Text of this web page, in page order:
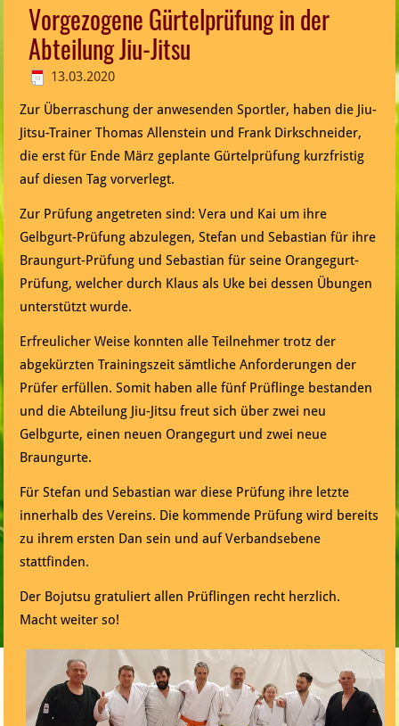
Vorgezogene Gürtelprüfung in der
Abteilung Jiu-Jitsu
13.03.2020
Zur Überraschung der anwesenden Sportler, haben die Jiu-
Jitsu-Trainer Thomas Allenstein und Frank Dirkschneider,
die erst für Ende März geplante Gürtelprüfung kurzfristig
auf diesen Tag vorverlegt.
Zur Prüfung angetreten sind: Vera und Kai um ihre
Gelbgurt-Prüfung abzulegen, Stefan und Sebastian für ihre
Braungurt-Prüfung und Sebastian für seine Orangegurt-
Prüfung, welcher durch Klaus als Uke bei dessen Übungen
unterstützt wurde.
Erfreulicher Weise konnten alle Teilnehmer trotz der
abgekürzten Trainingszeit sämtliche Anforderungen der
Prüfer erfüllen. Somit haben alle fünf Prüflinge bestanden
und die Abteilung Jiu-Jitsu freut sich über zwei neu
Gelbgurte, einen neuen Orangegurt und zwei neue
Braungurte.
Für Stefan und Sebastian war diese Prüfung ihre letzte
innerhalb des Vereins. Die kommende Prüfung wird bereits
zu ihrem ersten Dan sein und auf Verbandsebene
stattfinden.
Der Bojutsu gratuliert allen Prüflingen recht herzlich.
Macht weiter so!